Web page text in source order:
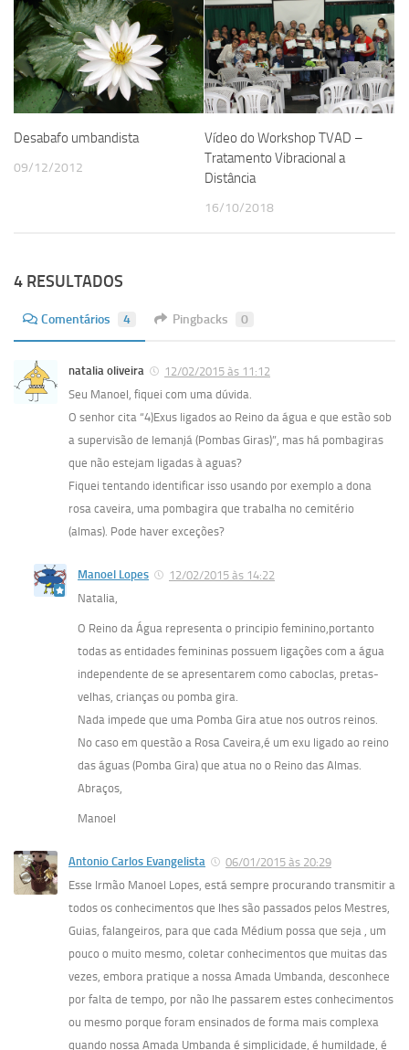
Desabafo umbandista
09/12/2012
Vídeo do Workshop TVAD –
Tratamento Vibracional a
Distância
16/10/2018
4 RESULTADOS
Comentários 4 Pingbacks 0
natalia oliveira
12/02/2015 às 11:12
Seu Manoel, fiquei com uma dúvida.
O senhor cita “4)Exus ligados ao Reino da água e que estão sob
a supervisão de Iemanjá (Pombas Giras)”, mas há pombagiras
que não estejam ligadas à aguas?
Fiquei tentando identificar isso usando por exemplo a dona
rosa caveira, uma pombagira que trabalha no cemitério
(almas). Pode haver exceções?
Manoel Lopes
12/02/2015 às 14:22
Natalia,
O Reino da Água representa o principio feminino,portanto
todas as entidades femininas possuem ligações com a água
independente de se apresentarem como caboclas, pretas-
velhas, crianças ou pomba gira.
Nada impede que uma Pomba Gira atue nos outros reinos.
No caso em questão a Rosa Caveira,é um exu ligado ao reino
das águas (Pomba Gira) que atua no o Reino das Almas.
Abraços,
Manoel
Antonio Carlos Evangelista
06/01/2015 às 20:29
Esse Irmão Manoel Lopes, está sempre procurando transmitir a
todos os conhecimentos que lhes são passados pelos Mestres,
Guias, falangeiros, para que cada Médium possa que seja , um
pouco o muito mesmo, coletar conhecimentos que muitas das
vezes, embora pratique a nossa Amada Umbanda, desconhece
por falta de tempo, por não lhe passarem estes conhecimentos
ou mesmo porque foram ensinados de forma mais complexa
quando nossa Amada Umbanda é simplicidade, é humildade, é